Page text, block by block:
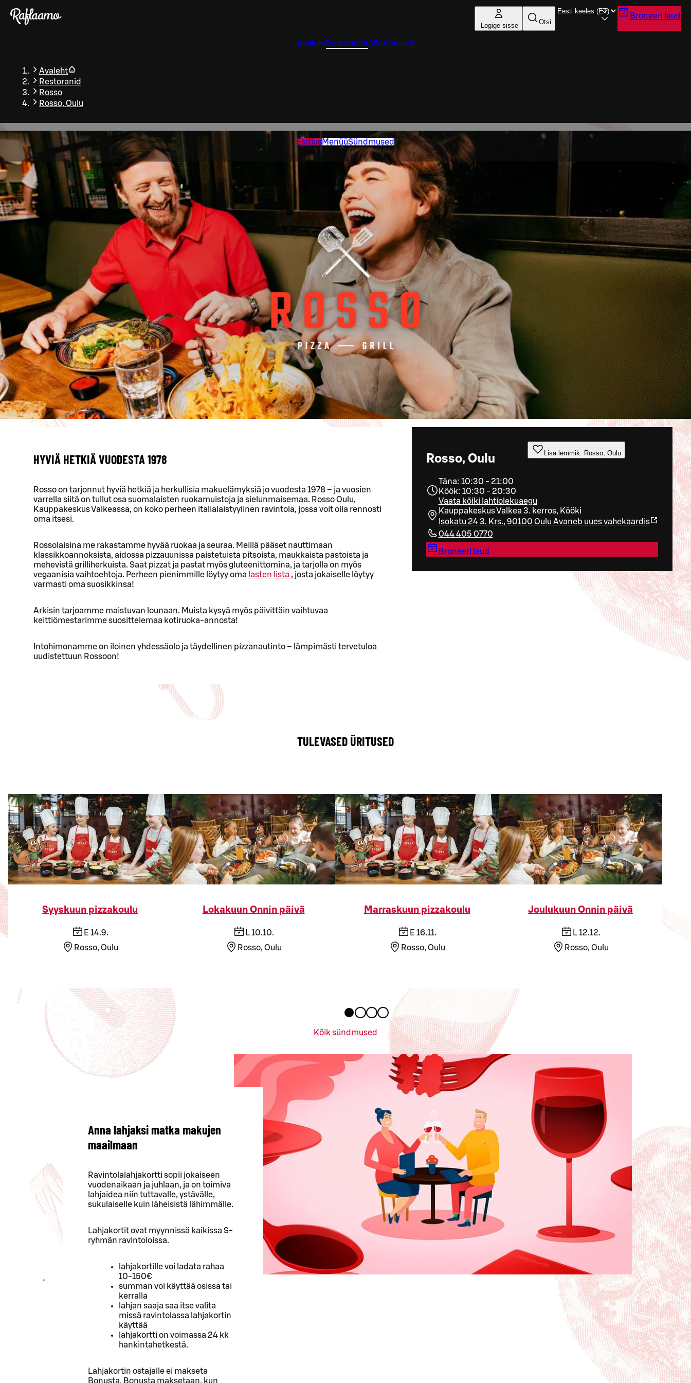
Liigu peamise sisu juurde
Logige sisse Otsi
Broneeri laud
AvalehtRestoranidSündmused
Avaleht
Restoranid
Rosso
Rosso, Oulu
EsitlusMenüüSündmused
Rosso, Oulu Lisa lemmik: Rosso, Oulu
Täna: 10:30 - 21:00
Köök: 10:30 - 20:30
Vaata kõiki lahtiolekuaegu
Kauppakeskus Valkea 3. kerros, Kööki
Isokatu 24 3. Krs., 90100 Oulu Avaneb uues vahekaardis
044 405 0770
Broneeri laud
HYVIÄ HETKIÄ VUODESTA 1978
Rosso on tarjonnut hyviä hetkiä ja herkullisia makuelämyksiä jo vuodesta 1978 – ja vuosien
varrella siitä on tullut osa suomalaisten ruokamuistoja ja sielunmaisemaa. Rosso Oulu,
Kauppakeskus Valkeassa, on koko perheen italialaistyylinen ravintola, jossa voit olla rennosti
oma itsesi.
Rossolaisina me rakastamme hyvää ruokaa ja seuraa. Meillä pääset nauttimaan
klassikkoannoksista, aidossa pizzauunissa paistetuista pitsoista, maukkaista pastoista ja
mehevistä grilliherkuista. Saat pizzat ja pastat myös gluteenittomina, ja tarjolla on myös
vegaanisia vaihtoehtoja. Perheen pienimmille löytyy oma lasten lista , josta jokaiselle löytyy
varmasti oma suosikkinsa!
Arkisin tarjoamme maistuvan lounaan. Muista kysyä myös päivittäin vaihtuvaa
keittiömestarimme suosittelemaa kotiruoka-annosta!
Intohimonamme on iloinen yhdessäolo ja täydellinen pizzanautinto – lämpimästi tervetuloa
uudistettuun Rossoon!
TULEVASED ÜRITUSED
Syyskuun pizzakoulu
E 14.9.
Rosso, Oulu
Lokakuun Onnin päivä
L 10.10.
Rosso, Oulu
Marraskuun pizzakoulu
E 16.11.
Rosso, Oulu
Joulukuun Onnin päivä
L 12.12.
Rosso, Oulu
Kõik sündmused
Anna lahjaksi matka makujen
maailmaan
Ravintolalahjakortti sopii jokaiseen
vuodenaikaan ja juhlaan, ja on toimiva
lahjaidea niin tuttavalle, ystävälle,
sukulaiselle kuin läheisistä lähimmälle.
Lahjakortit ovat myynnissä kaikissa S-
ryhmän ravintoloissa.
lahjakortille voi ladata rahaa
10-150€
summan voi käyttää osissa tai
kerralla
lahjan saaja saa itse valita
missä ravintolassa lahjakortin
käyttää
lahjakortti on voimassa 24 kk
hankintahetkestä.
Lahjakortin ostajalle ei makseta
Bonusta. Bonusta maksetaan, kun